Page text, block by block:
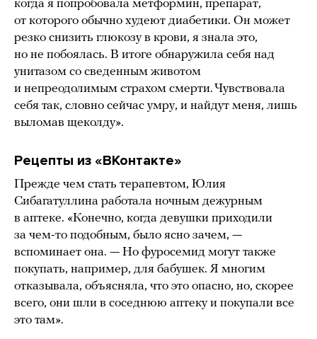
когда я попробовала метформин, препарат,
от которого обычно худеют диабетики. Он может
резко снизить глюкозу в крови, я знала это,
но не побоялась. В итоге обнаружила себя над
унитазом со сведенным животом
и непреодолимым страхом смерти. Чувствовала
себя так, словно сейчас умру, и найдут меня, лишь
выломав щеколду».
Рецепты из «ВКонтакте»
Прежде чем стать терапевтом, Юлия
Сибагатуллина работала ночным дежурным
в аптеке. «Конечно, когда девушки приходили
за чем-то подобным, было ясно зачем, —
вспоминает она. — Но фуросемид могут также
покупать, например, для бабушек. Я многим
отказывала, объясняла, что это опасно, но, скорее
всего, они шли в соседнюю аптеку и покупали все
это там».